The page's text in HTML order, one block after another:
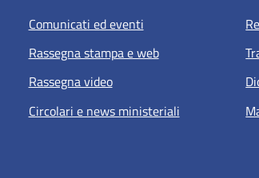
Comunicati ed eventi
Rassegna stampa e web
Rassegna video
Circolari e news ministeriali